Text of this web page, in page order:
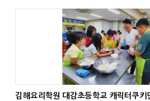
김해요리학원 대감초등학교 캐릭터쿠